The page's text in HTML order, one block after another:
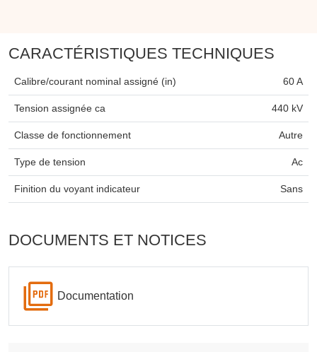
CARACTÉRISTIQUES TECHNIQUES
Calibre/courant nominal assigné (in) 60 A
Tension assignée ca 440 kV
Classe de fonctionnement Autre
Type de tension Ac
Finition du voyant indicateur Sans
DOCUMENTS ET NOTICES
Documentation